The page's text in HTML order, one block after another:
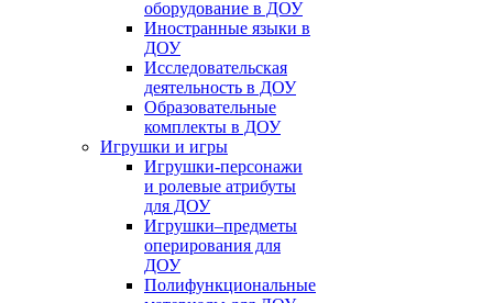
оборудование в ДОУ
Иностранные языки в
ДОУ
Исследовательская
деятельность в ДОУ
Образовательные
комплекты в ДОУ
Игрушки и игры
Игрушки-персонажи
и ролевые атрибуты
для ДОУ
Игрушки–предметы
оперирования для
ДОУ
Полифункциональные